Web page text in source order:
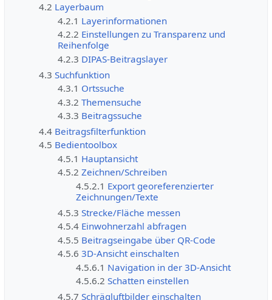
4.2 Layerbaum
4.2.1 Layerinformationen
4.2.2 Einstellungen zu Transparenz und
Reihenfolge
4.2.3 DIPAS-Beitragslayer
4.3 Suchfunktion
4.3.1 Ortssuche
4.3.2 Themensuche
4.3.3 Beitragssuche
4.4 Beitragsfilterfunktion
4.5 Bedientoolbox
4.5.1 Hauptansicht
4.5.2 Zeichnen/Schreiben
4.5.2.1 Export georeferenzierter
Zeichnungen/Texte
4.5.3 Strecke/Fläche messen
4.5.4 Einwohnerzahl abfragen
4.5.5 Beitragseingabe über QR-Code
4.5.6 3D-Ansicht einschalten
4.5.6.1 Navigation in der 3D-Ansicht
4.5.6.2 Schatten einstellen
4.5.7 Schrägluftbilder einschalten